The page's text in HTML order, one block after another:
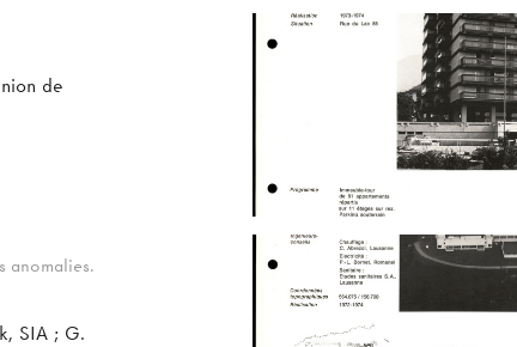
de
anomalies.
SIA ; G.